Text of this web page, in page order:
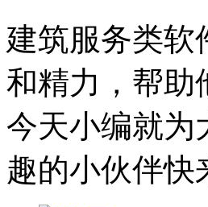
建筑服务类软
和精力，帮助
今天小编就为
趣的小伙伴快